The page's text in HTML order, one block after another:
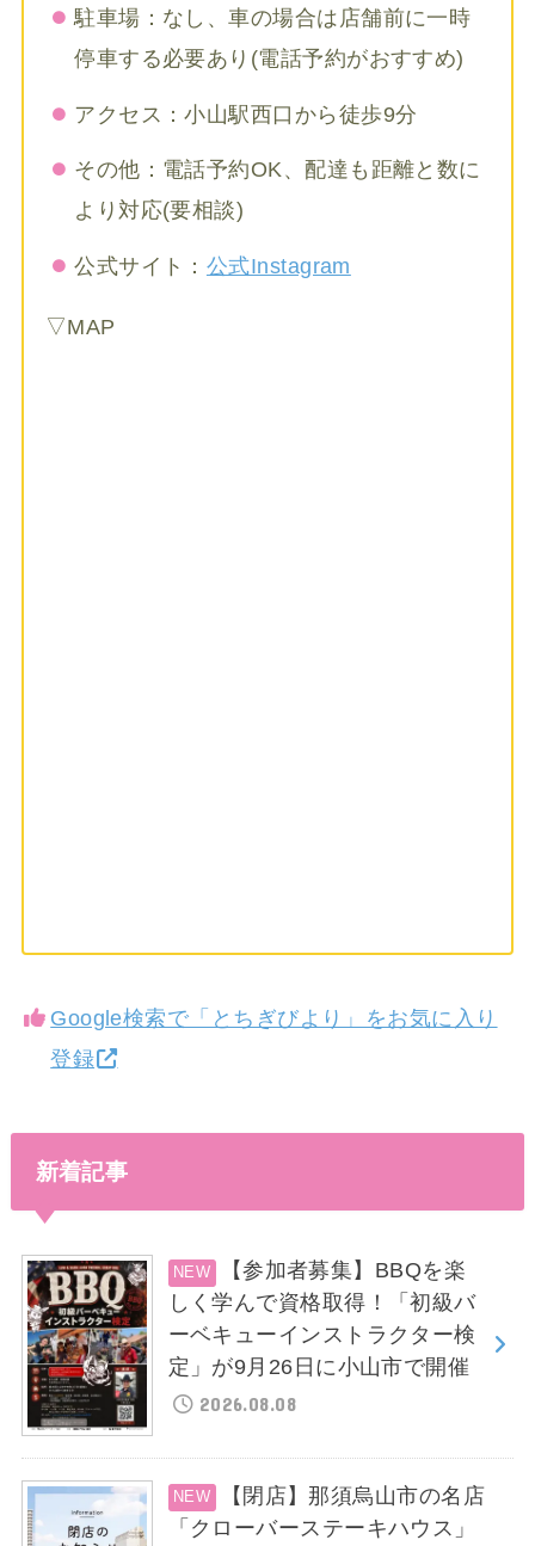
駐車場：なし、車の場合は店舗前に一時
停車する必要あり(電話予約がおすすめ)
アクセス：小山駅西口から徒歩9分
その他：電話予約OK、配達も距離と数に
より対応(要相談)
公式サイト： 公式Instagram
▽MAP
Google検索で「とちぎびより」をお気に入り
登録
新着記事
【参加者募集】BBQを楽
しく学んで資格取得！「初級バ
ーベキューインストラクター検
定」が9月26日に小山市で開催
2026.08.08
【閉店】那須烏山市の名店
「クローバーステーキハウス」